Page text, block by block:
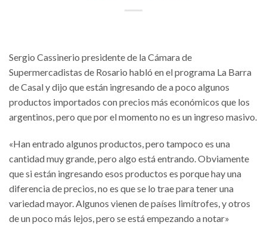
Sergio Cassinerio presidente de la Cámara de
Supermercadistas de Rosario habló en el programa La Barra
de Casal y dijo que están ingresando de a poco algunos
productos importados con precios más económicos que los
argentinos, pero que por el momento no es un ingreso masivo.
«Han entrado algunos productos, pero tampoco es una
cantidad muy grande, pero algo está entrando. Obviamente
que si están ingresando esos productos es porque hay una
diferencia de precios, no es que se lo trae para tener una
variedad mayor. Algunos vienen de países limítrofes, y otros
de un poco más lejos, pero se está empezando a notar»